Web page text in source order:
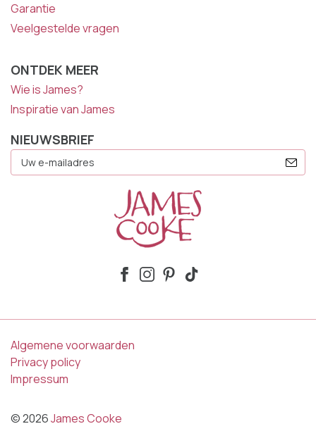
Garantie
Veelgestelde vragen
ONTDEK MEER
Wie is James?
Inspiratie van James
NIEUWSBRIEF
Mailadres
Algemene voorwaarden
Privacy policy
Impressum
© 2026James Cooke